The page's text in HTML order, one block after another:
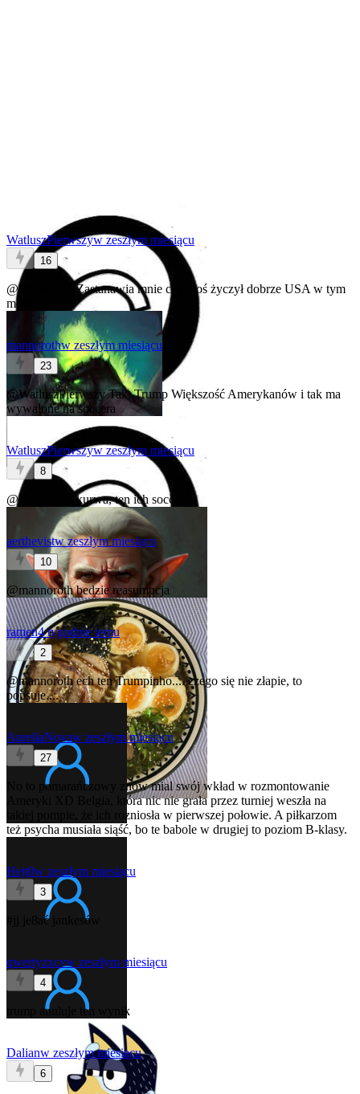
WatluszPierwszyw zeszłym miesiącu
16
@mannoroth
Zastanawia mnie czy ktoś życzył dobrze USA w tym
meczu?
mannorothw zeszłym miesiącu
23
@WatluszPierwszyTak, Trump Większość Amerykanów i tak ma
wywalone na soccera
WatluszPierwszyw zeszłym miesiącu
8
@mannoroth kurwa, ten ich soccer...
aerthevistw zeszłym miesiącu
10
@mannorothbedzie reasumpcja
ramen4 tygodnie temu
2
@mannorothech ten Trumpinho.... czego się nie złapie, to
popsuje....
AureliaNovaw zeszłym miesiącu
27
No to pomarańczowy znów mial swój wkład w rozmontowanie
Ameryki XD Belgia, która nic nie grała przez turniej weszła na
takiej pompie, że ich rozniosła w pierwszej połowie. A piłkarzom
też psycha musiała siąść, bo te babole w drugiej to poziom B-klasy.
Hejt0w zeszłym miesiącu
3
je8ać jankesów
qwertyzxcvw zeszłym miesiącu
4
trump anuluje ten wynik
Dalianw zeszłym miesiącu
6